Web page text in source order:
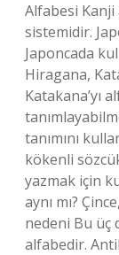
Alfabesi Kanji
sistemidir.
Japoncada
Hiragana,
Katakana’yı
tanımını
kökenli
yazmak için
aynı mı?
nedeni Bu üç
alfabedir.